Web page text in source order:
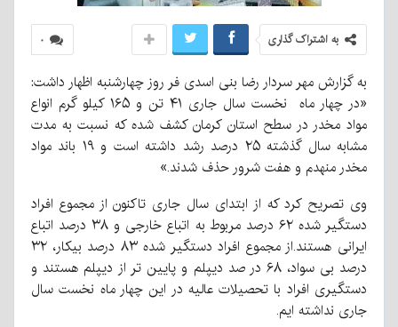
۰ به اشتراک گذاری
به گزارش مهر سردار رضا بنی اسدی فر روز چهارشنبه اظهار داشت:
«در چهار ماه نخست سال جاری ۴۱ تن و ۱۶۵ کیلو گرم انواع
مواد مخدر در سطح استان کرمان کشف شده که نسبت به مدت
مشابه سال گذشته ۲۵ درصد رشد داشته است و ۱۹ باند مواد
مخدر منهدم و هفت شرور حذف شدند.»
وی تصریح کرد که از ابتدای سال جاری تاکنون از مجموع افراد
دستگیر شده ۶۲ درصد مربوط به اتباع خارجی و ۳۸ درصد اتباع
ایرانی هستند.از مجموع افراد دستگیر شده ۸۳ درصد بیکار، ۳۲
درصد بی سواد، ۶۸ در صد دیپلم و پایین تر از دیپلم هستند و
دستگیری افراد با تحصیلات عالیه در این چهار ماه نخست سال
جاری نداشته ایم.